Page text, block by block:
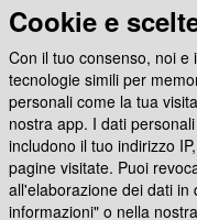
Emoziona con
Come creare e
Anche Photocity è
Seguici sui social
Cookie e
Con il tuo consenso, noi e
tecnologie simili per
personali come la tua
nostra app. I dati
includono il tuo indirizzo
pagine visitate. Puoi
all'elaborazione dei dati in
informazioni" o nella